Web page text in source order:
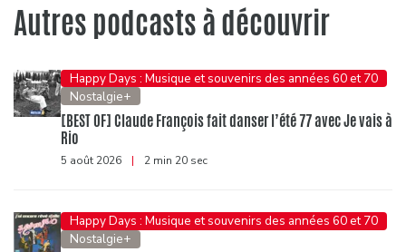
Autres podcasts à découvrir
Happy Days : Musique et souvenirs des années 60 et 70
Nostalgie+
[BEST OF] Claude François fait danser l’été 77 avec Je vais à
Rio
5 août 2026 | 2 min 20 sec
Happy Days : Musique et souvenirs des années 60 et 70
Nostalgie+